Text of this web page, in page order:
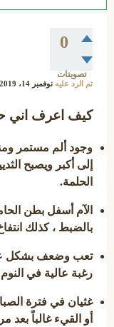
0
تصويتات
تم الرد عليه نوفمبر 14، 2019
كيف اعرف اني
وجود ألم مستمر
إلى أكبر ويصبح
الحلمة.
الآم أسفل بطن
بالضبط ، كذلك
تعب وضعف بشكل
رغبة عالية في
غثيان في فترة
أو القيء غالباً